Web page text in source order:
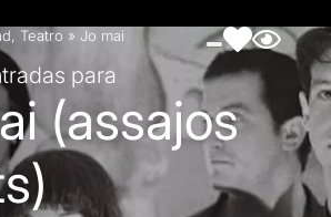
, Teatro » Jo mai
para
(assajos